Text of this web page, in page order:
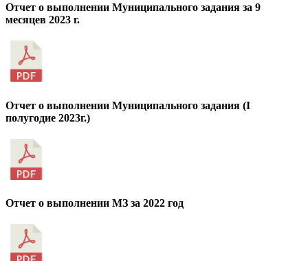
Отчет о выполнении Муниципального задания за 9
месяцев 2023 г.
Отчет о выполнении Муниципального задания (I
полугодие 2023г.)
Отчет о выполнении МЗ за 2022 год